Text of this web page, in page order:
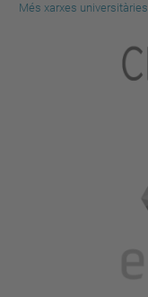
Més xarxes universitàries